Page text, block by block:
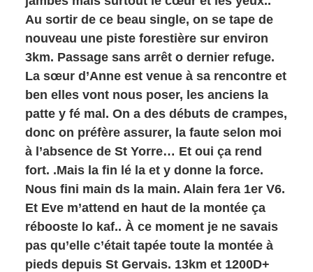
Au sortir de ce beau single, on se tape de
nouveau une piste forestière sur environ
3km. Passage sans arrêt o dernier refuge.
La sœur d’Anne est venue à sa rencontre et
ben elles vont nous poser, les anciens la
patte y fé mal. On a des débuts de crampes,
donc on préfère assurer, la faute selon moi
à l’absence de St Yorre… Et oui ça rend
fort. .Mais la fin lé la et y donne la force.
Nous fini main ds la main. Alain fera 1er V6.
Et Eve m’attend en haut de la montée ça
rébooste lo kaf.. À ce moment je ne savais
pas qu’elle c’était tapée toute la montée à
pieds depuis St Gervais. 13km et 1200D+